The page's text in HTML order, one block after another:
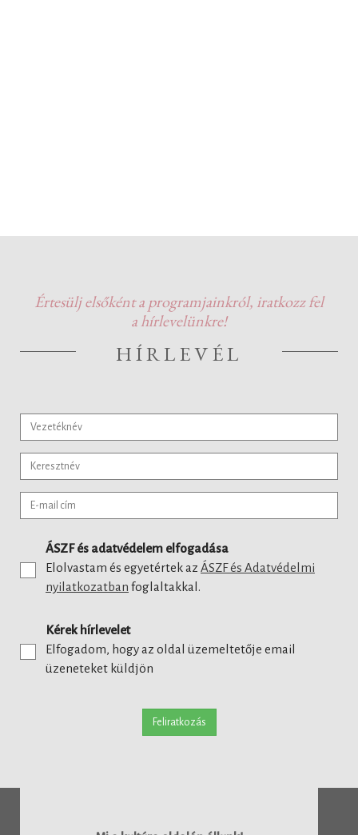
Értesülj elsőként a programjainkról, iratkozz fel
a hírlevelünkre!
HÍRLEVÉL
ÁSZF és adatvédelem elfogadása
Elolvastam és egyetértek az ÁSZF és Adatvédelmi
nyilatkozatban foglaltakkal.
Kérek hírlevelet
Elfogadom, hogy az oldal üzemeltetője email
üzeneteket küldjön
Feliratkozás